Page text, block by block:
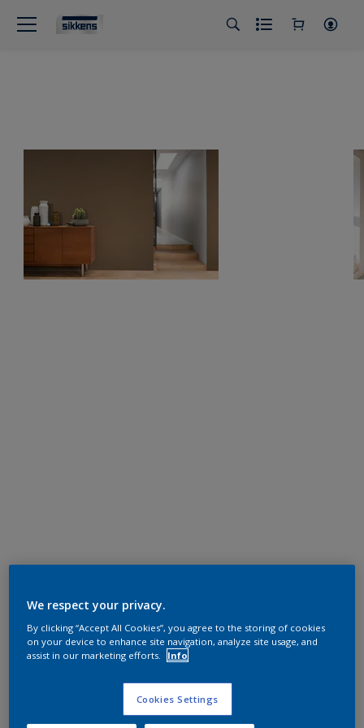
We respect your privacy.
By clicking “Accept All Cookies”, you agree to the storing of cookies
on your device to enhance site navigation, analyze site usage, and
assist in our marketing efforts.
Info
Cookies Settings